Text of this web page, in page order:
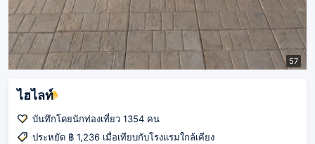
57
ไฮไลท์
บันทึกโดยนักท่องเที่ยว 1354 คน
ประหยัด ฿ 1,236 เมื่อเทียบกับโรงแรมใกล้เคียง